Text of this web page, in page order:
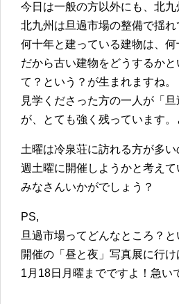
今日は一般の方以外にも、北
北九州は旦過市場の整備で揺れ
何十年と建っている建物は、
だから古い建物をどうするか
て？という？が生まれますね。
見学くださった方の一人が「
が、とても強く残っています
土曜は冷泉荘に訪れる方が多
週土曜に開催しようかと考えて
みなさんいかがでしょう？
PS,
旦過市場ってどんなところ？
開催の「昼と夜」写真展に行け
1月18日月曜までですよ！急い